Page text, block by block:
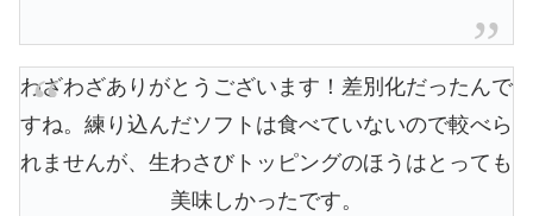
わざわざありがとうございます！差別化だったんで
すね。練り込んだソフトは食べていないので較べら
れませんが、生わさびトッピングのほうはとっても
美味しかったです。